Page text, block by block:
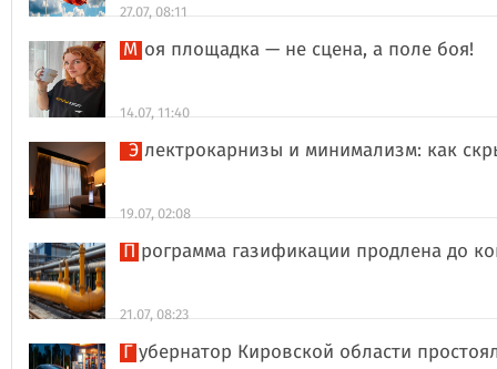
27.07, 08:11
Моя площадка — не сцена, а поле боя!
14.07, 11:40
Электрокарнизы и минимализм: как
19.07, 02:08
Программа газификации продлена до
21.07, 08:23
Губернатор Кировской области